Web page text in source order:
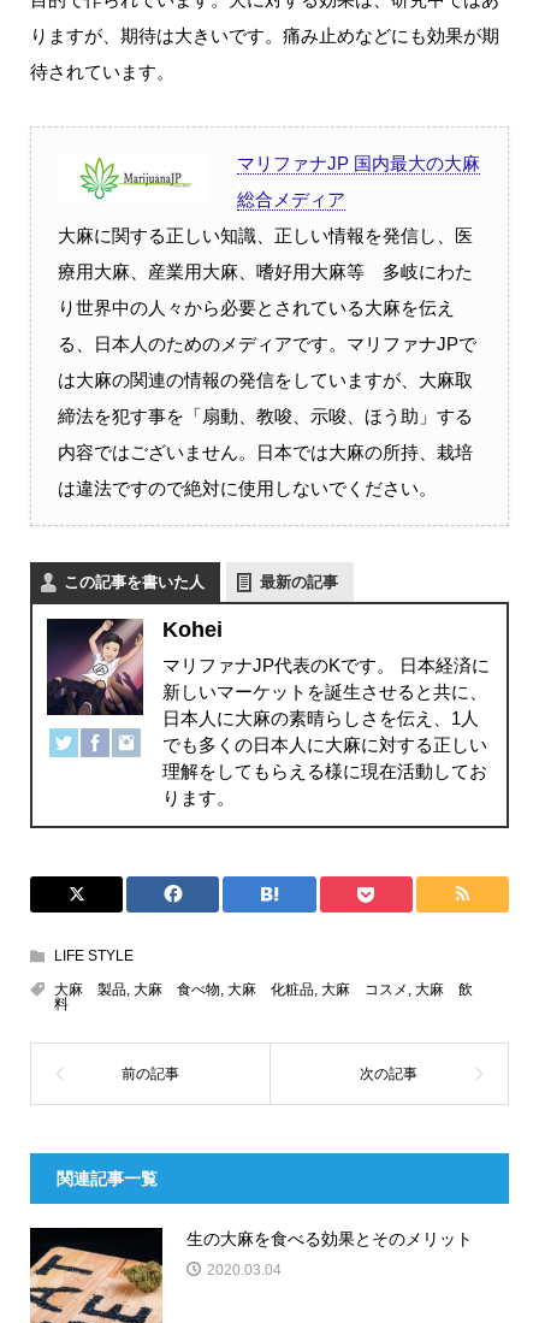
りますが、期待は大きいです。痛み止めなどにも効果が期
待されています。
マリファナJP 国内最大の大麻
総合メディア
大麻に関する正しい知識、正しい情報を発信し、医
療用大麻、産業用大麻、嗜好用大麻等 多岐にわた
り世界中の人々から必要とされている大麻を伝え
る、日本人のためのメディアです。マリファナJPで
は大麻の関連の情報の発信をしていますが、大麻取
締法を犯す事を「扇動、教唆、示唆、ほう助」する
内容ではございません。日本では大麻の所持、栽培
は違法ですので絶対に使用しないでください。
この記事を書いた人 最新の記事
Kohei
マリファナJP代表のKです。 日本経済に
新しいマーケットを誕生させると共に、
日本人に大麻の素晴らしさを伝え、1人
でも多くの日本人に大麻に対する正しい
理解をしてもらえる様に現在活動してお
ります。
LIFE STYLE
大麻 製品, 大麻 食べ物, 大麻 化粧品, 大麻 コスメ , 大麻 飲
料
関連記事一覧
生の大麻を食べる効果とそのメリット
2020.03.04